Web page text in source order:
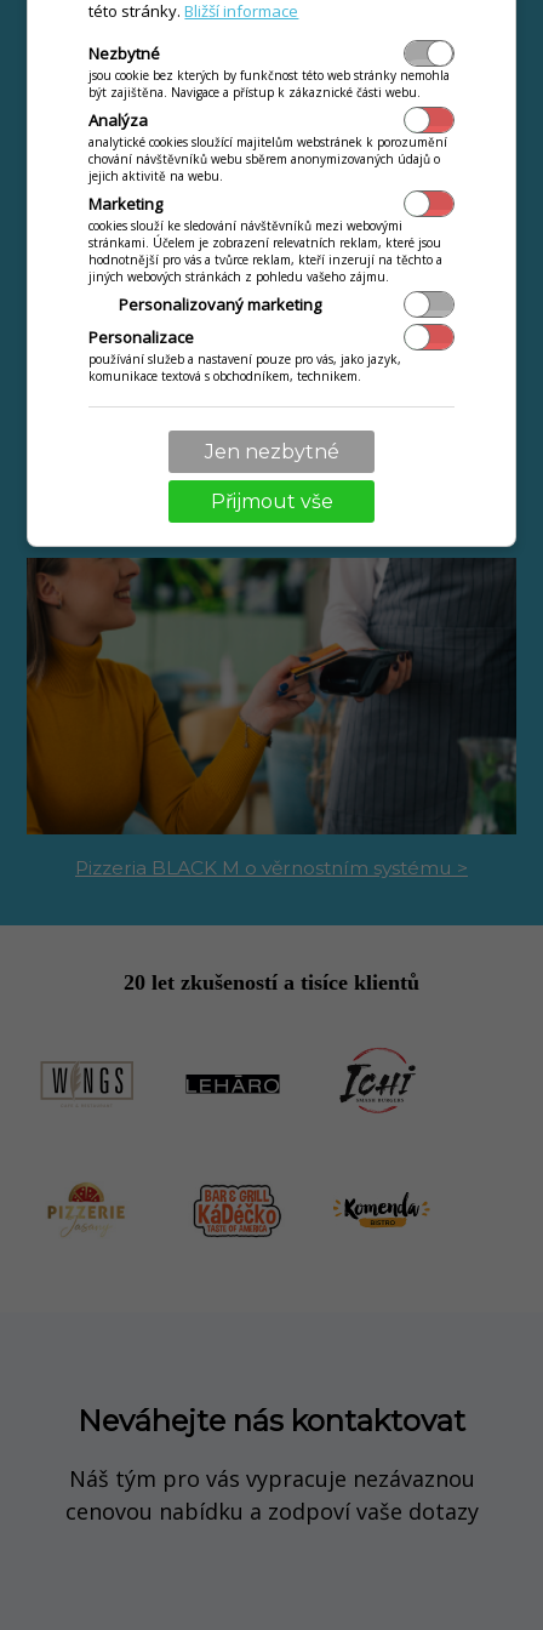
Jak si udržet zákazníky? >
Věrnostní program je víc než kartička >
Pizzeria BLACK M o věrnostním systému >
20 let zkušeností a tisíce klientů
Neváhejte nás kontaktovat
Náš tým pro vás vypracuje nezávaznou
cenovou nabídku a zodpoví vaše dotazy
této stránky.Bližší informace
Nezbytné
jsou cookie bez kterých by funkčnost této web stránky nemohla
být zajištěna. Navigace a přístup k zákaznické části webu.
Analýza
analytické cookies sloužící majitelům webstránek k porozumění
chování návštěvníků webu sběrem anonymizovaných údajů o
jejich aktivitě na webu.
Marketing
cookies slouží ke sledování návštěvníků mezi webovými
stránkami. Účelem je zobrazení relevatních reklam, které jsou
hodnotnější pro vás a tvůrce reklam, kteří inzerují na těchto a
jiných webových stránkách z pohledu vašeho zájmu.
Personalizovaný marketing
Personalizace
používání služeb a nastavení pouze pro vás, jako jazyk,
komunikace textová s obchodníkem, technikem.
Jen nezbytné
Přijmout vše